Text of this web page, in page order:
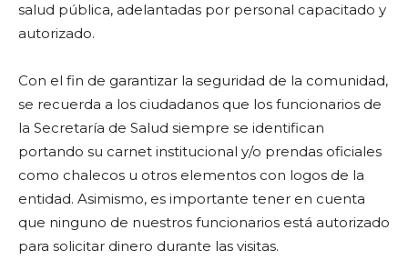
salud pública, adelantadas por personal capacitado y
autorizado.
Con el fin de garantizar la seguridad de la comunidad,
se recuerda a los ciudadanos que los funcionarios de
la Secretaría de Salud siempre se identifican
portando su carnet institucional y/o prendas oficiales
como chalecos u otros elementos con logos de la
entidad. Asimismo, es importante tener en cuenta
que ninguno de nuestros funcionarios está autorizado
para solicitar dinero durante las visitas.